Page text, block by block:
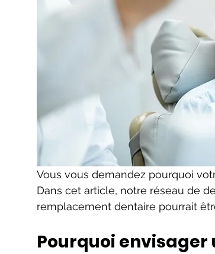
Vous vous demandez pourquoi
Dans cet article, notre réseau de
remplacement dentaire pourrait
Pourquoi